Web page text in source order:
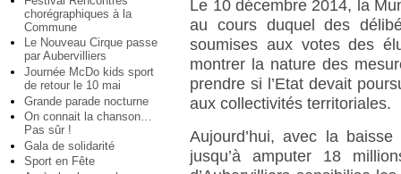
chorégraphiques à la
Commune
Le Nouveau Cirque passe
par Aubervilliers
Journée McDo kids sport
de retour le 10 mai
Grande parade nocturne
On connait la chanson…
Pas sûr !
Gala de solidarité
Sport en Fête
Le 10 décembre 2014, la
au cours duquel des
soumises aux votes des
montrer la nature des
prendre si l’Etat devait
aux collectivités territoriales.
Aujourd’hui, avec la
jusqu’à amputer 18